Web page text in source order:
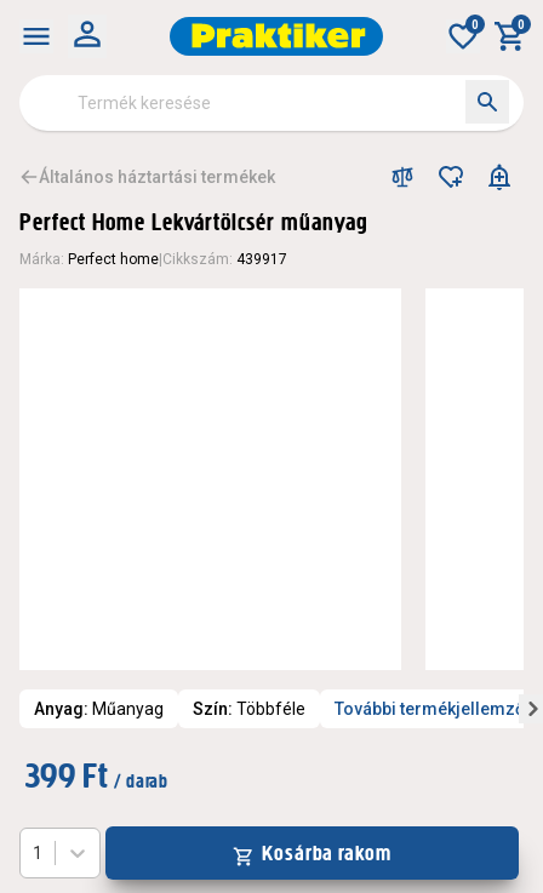
0 0
Általános háztartási termékek
Perfect Home Lekvártölcsér műanyag
Márka: Perfect home Cikkszám: 439917
Anyag: Műanyag Szín: Többféle További termékjellemzők
399 Ft / darab
1 Kosárba rakom